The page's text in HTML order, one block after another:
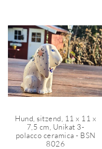
Hund, sitzend, 11 x 11 x
7,5 cm, Unikat 3-
polacco ceramica - BSN
8026